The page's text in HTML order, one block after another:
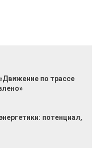
по трассе
потенциал,